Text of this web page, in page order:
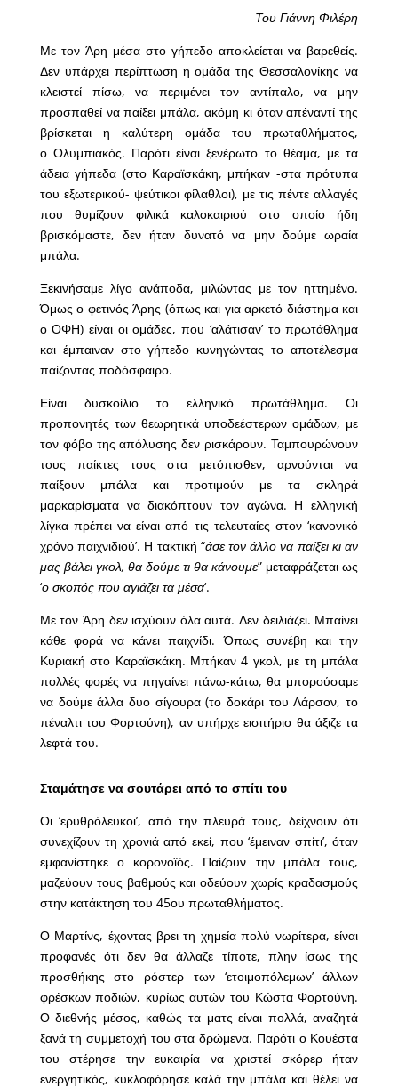
Του Γιάννη Φιλέρη
Με τον Άρη μέσα στο γήπεδο αποκλείεται να βαρεθείς.
Δεν υπάρχει περίπτωση η ομάδα της Θεσσαλονίκης να
κλειστεί πίσω, να περιμένει τον αντίπαλο, να μην
προσπαθεί να παίξει μπάλα, ακόμη κι όταν απέναντί της
βρίσκεται η καλύτερη ομάδα του πρωταθλήματος,
ο Ολυμπιακός. Παρότι είναι ξενέρωτο το θέαμα, με τα
άδεια γήπεδα (στο Καραϊσκάκη, μπήκαν -στα πρότυπα
του εξωτερικού- ψεύτικοι φίλαθλοι), με τις πέντε αλλαγές
που θυμίζουν φιλικά καλοκαιριού στο οποίο ήδη
βρισκόμαστε, δεν ήταν δυνατό να μην δούμε ωραία
μπάλα.
Ξεκινήσαμε λίγο ανάποδα, μιλώντας με τον ηττημένο.
Όμως ο φετινός Άρης (όπως και για αρκετό διάστημα και
ο ΟΦΗ) είναι οι ομάδες, που ‘αλάτισαν’ το πρωτάθλημα
και έμπαιναν στο γήπεδο κυνηγώντας το αποτέλεσμα
παίζοντας ποδόσφαιρο.
Είναι δυσκοίλιο το ελληνικό πρωτάθλημα. Οι
προπονητές των θεωρητικά υποδεέστερων ομάδων, με
τον φόβο της απόλυσης δεν ρισκάρουν. Ταμπουρώνουν
τους παίκτες τους στα μετόπισθεν, αρνούνται να
παίξουν μπάλα και προτιμούν με τα σκληρά
μαρκαρίσματα να διακόπτουν τον αγώνα. Η ελληνική
λίγκα πρέπει να είναι από τις τελευταίες στον ‘κανονικό
χρόνο παιχνιδιού’. Η τακτική “άσε τον άλλο να παίξει κι αν
μας βάλει γκολ, θα δούμε τι θα κάνουμε” μεταφράζεται ως
‘ο σκοπός που αγιάζει τα μέσα‘.
Με τον Άρη δεν ισχύουν όλα αυτά. Δεν δειλιάζει. Μπαίνει
κάθε φορά να κάνει παιχνίδι. Όπως συνέβη και την
Κυριακή στο Καραϊσκάκη. Μπήκαν 4 γκολ, με τη μπάλα
πολλές φορές να πηγαίνει πάνω-κάτω, θα μπορούσαμε
να δούμε άλλα δυο σίγουρα (το δοκάρι του Λάρσον, το
πέναλτι του Φορτούνη), αν υπήρχε εισιτήριο θα άξιζε τα
λεφτά του.
Σταμάτησε να σουτάρει από το σπίτι του
Οι ‘ερυθρόλευκοι’, από την πλευρά τους, δείχνουν ότι
συνεχίζουν τη χρονιά από εκεί, που ‘έμειναν σπίτι’, όταν
εμφανίστηκε ο κορονοϊός. Παίζουν την μπάλα τους,
μαζεύουν τους βαθμούς και οδεύουν χωρίς κραδασμούς
στην κατάκτηση του 45ου πρωταθλήματος.
Ο Μαρτίνς, έχοντας βρει τη χημεία πολύ νωρίτερα, είναι
προφανές ότι δεν θα άλλαζε τίποτε, πλην ίσως της
προσθήκης στο ρόστερ των ‘ετοιμοπόλεμων’ άλλων
φρέσκων ποδιών, κυρίως αυτών του Κώστα Φορτούνη.
Ο διεθνής μέσος, καθώς τα ματς είναι πολλά, αναζητά
ξανά τη συμμετοχή του στα δρώμενα. Παρότι ο Κουέστα
του στέρησε την ευκαιρία να χριστεί σκόρερ ήταν
ενεργητικός, κυκλοφόρησε καλά την μπάλα και θέλει να